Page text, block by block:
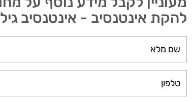
להקת אינטנסיב - אינטנסיב גיל 13-15